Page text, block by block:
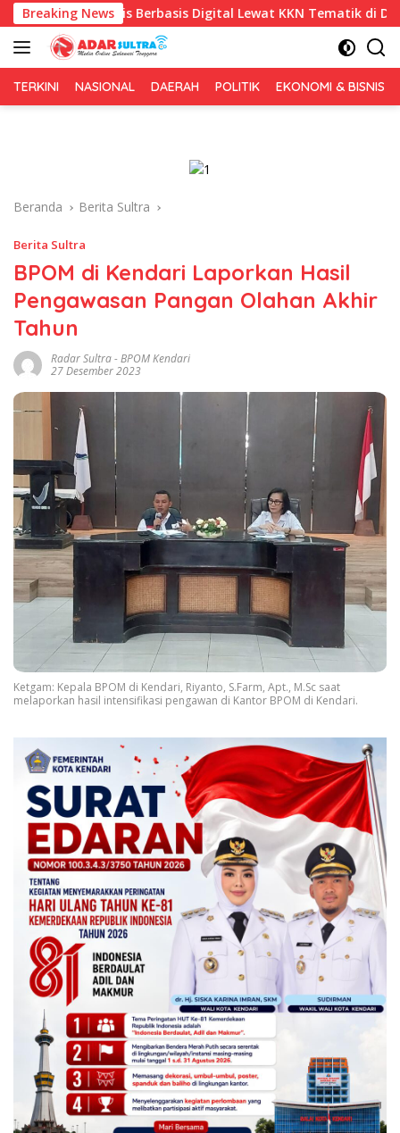
Langsung
ke
konten
Breaking News
Berbasis Digital Lewat KKN Tematik di Desa Alebo
TERKINI NASIONAL DAERAH POLITIK EKONOMI & BISNIS
Beranda Berita Sultra
Berita Sultra
BPOM di Kendari Laporkan Hasil
Pengawasan Pangan Olahan Akhir
Tahun
Radar Sultra-BPOM Kendari
27 Desember 2023
Ketgam: Kepala BPOM di Kendari, Riyanto, S.Farm, Apt., M.Sc saat
melaporkan hasil intensifikasi pengawan di Kantor BPOM di Kendari.